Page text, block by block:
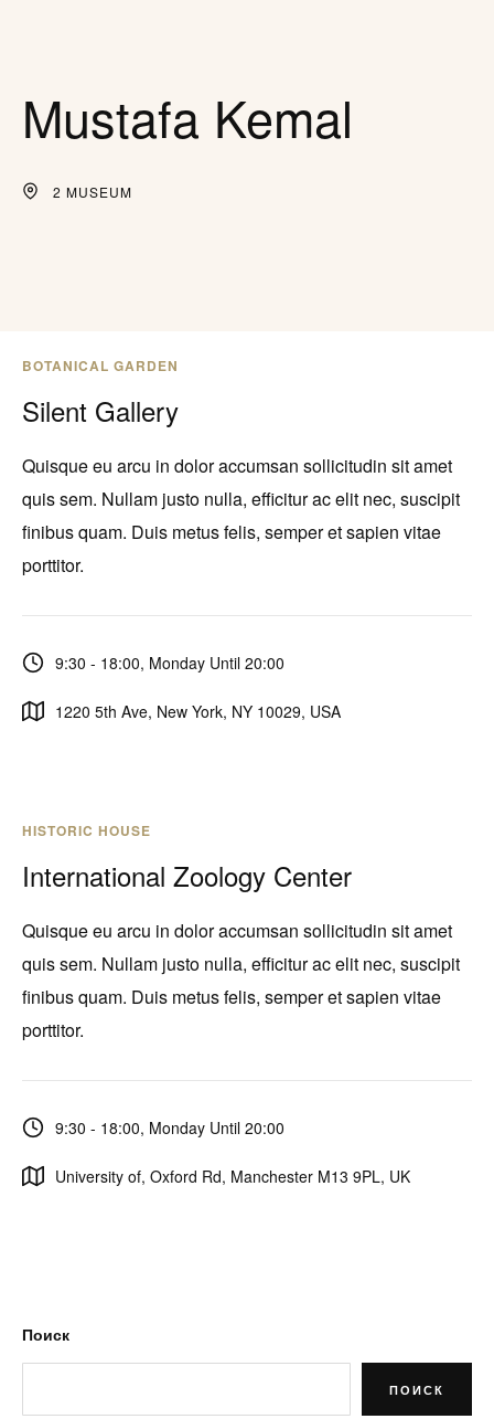
Mustafa Kemal
2 MUSEUM
BOTANICAL GARDEN
Silent Gallery
Quisque eu arcu in dolor accumsan sollicitudin sit amet
quis sem. Nullam justo nulla, efficitur ac elit nec, suscipit
finibus quam. Duis metus felis, semper et sapien vitae
porttitor.
9:30 - 18:00, Monday Until 20:00
1220 5th Ave, New York, NY 10029, USA
HISTORIC HOUSE
International Zoology Center
Quisque eu arcu in dolor accumsan sollicitudin sit amet
quis sem. Nullam justo nulla, efficitur ac elit nec, suscipit
finibus quam. Duis metus felis, semper et sapien vitae
porttitor.
9:30 - 18:00, Monday Until 20:00
University of, Oxford Rd, Manchester M13 9PL, UK
Поиск
ПОИСК